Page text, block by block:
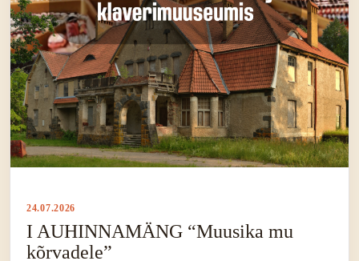
24.07.2026
I AUHINNAMÄNG “Muusika mu
kõrvadele”